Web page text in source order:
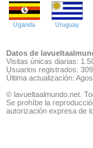
Uganda Uruguay
Datos de
Visitas únicas diarias:
Usuarios registrados:
Última actualización:
© lavueltaalmundo.net.
Se prohíbe la
autorización expresa de